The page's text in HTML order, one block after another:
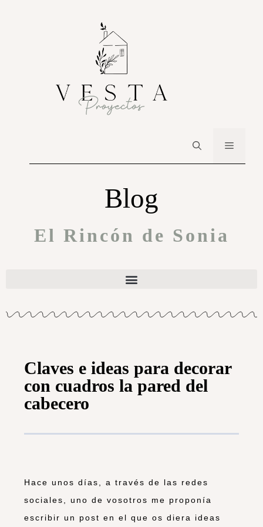
Blog
El Rincón de Sonia
Claves e ideas para decorar
con cuadros la pared del
cabecero
Hace unos días, a través de las redes
sociales, uno de vosotros me proponía
escribir un post en el que os diera ideas